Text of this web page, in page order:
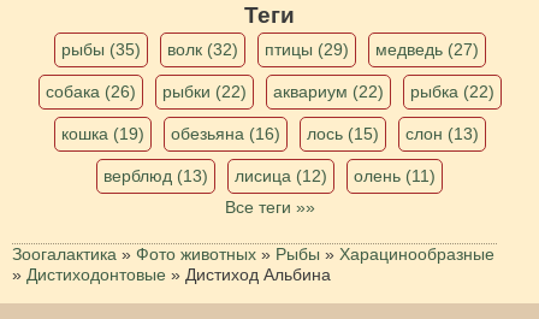
Теги
рыбы (35) волк (32) птицы (29) медведь (27)
собака (26) рыбки (22) аквариум (22) рыбка (22)
кошка (19) обезьяна (16) лось (15) слон (13)
верблюд (13) лисица (12)
олень (11)
Все теги »»
Зоогалактика » Фото животных » Рыбы » Харацинообразные
» Дистиходонтовые » Дистиход Альбина